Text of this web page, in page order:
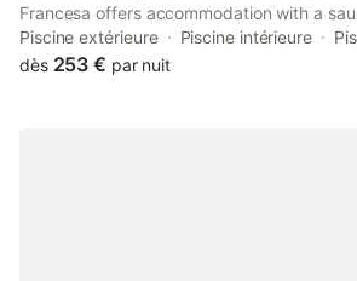
Francesa offers accommodation with a
hammam. The accommodation features a
pool, a sauna and a hot tub.
Piscine extérieure Piscine intérieure
dès 253 € par nuit